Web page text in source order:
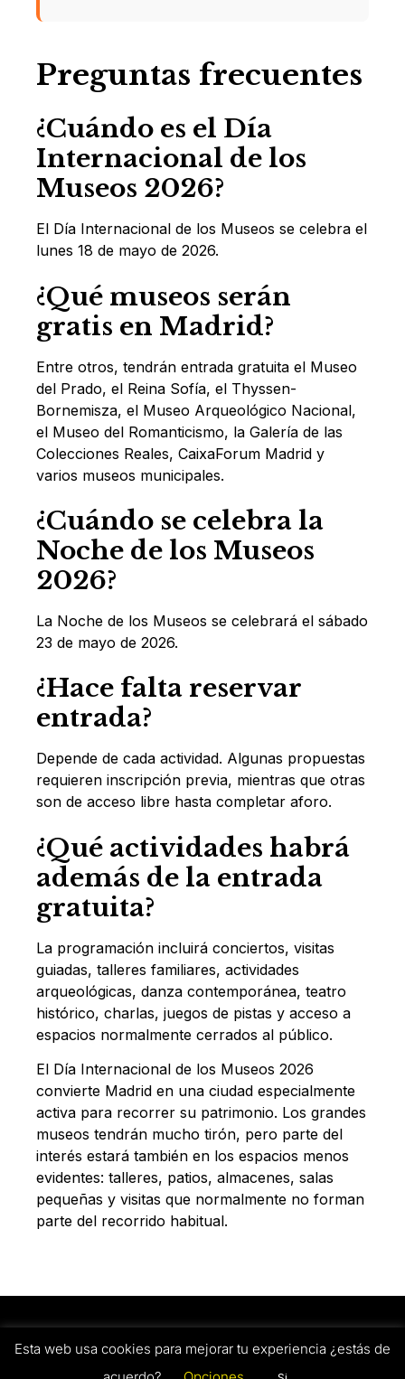
Preguntas frecuentes
¿Cuándo es el Día
Internacional de los
Museos 2026?
El Día Internacional de los Museos se celebra el
lunes 18 de mayo de 2026.
¿Qué museos serán
gratis en Madrid?
Entre otros, tendrán entrada gratuita el Museo
del Prado, el Reina Sofía, el Thyssen-
Bornemisza, el Museo Arqueológico Nacional,
el Museo del Romanticismo, la Galería de las
Colecciones Reales, CaixaForum Madrid y
varios museos municipales.
¿Cuándo se celebra la
Noche de los Museos
2026?
La Noche de los Museos se celebrará el sábado
23 de mayo de 2026.
¿Hace falta reservar
entrada?
Depende de cada actividad. Algunas propuestas
requieren inscripción previa, mientras que otras
son de acceso libre hasta completar aforo.
¿Qué actividades habrá
además de la entrada
gratuita?
La programación incluirá conciertos, visitas
guiadas, talleres familiares, actividades
arqueológicas, danza contemporánea, teatro
histórico, charlas, juegos de pistas y acceso a
espacios normalmente cerrados al público.
El Día Internacional de los Museos 2026
convierte Madrid en una ciudad especialmente
activa para recorrer su patrimonio. Los grandes
museos tendrán mucho tirón, pero parte del
interés estará también en los espacios menos
evidentes: talleres, patios, almacenes, salas
pequeñas y visitas que normalmente no forman
parte del recorrido habitual.
Aviso legal
© 2026 unminutomadrid
Esta web usa cookies para mejorar tu experiencia ¿estás de